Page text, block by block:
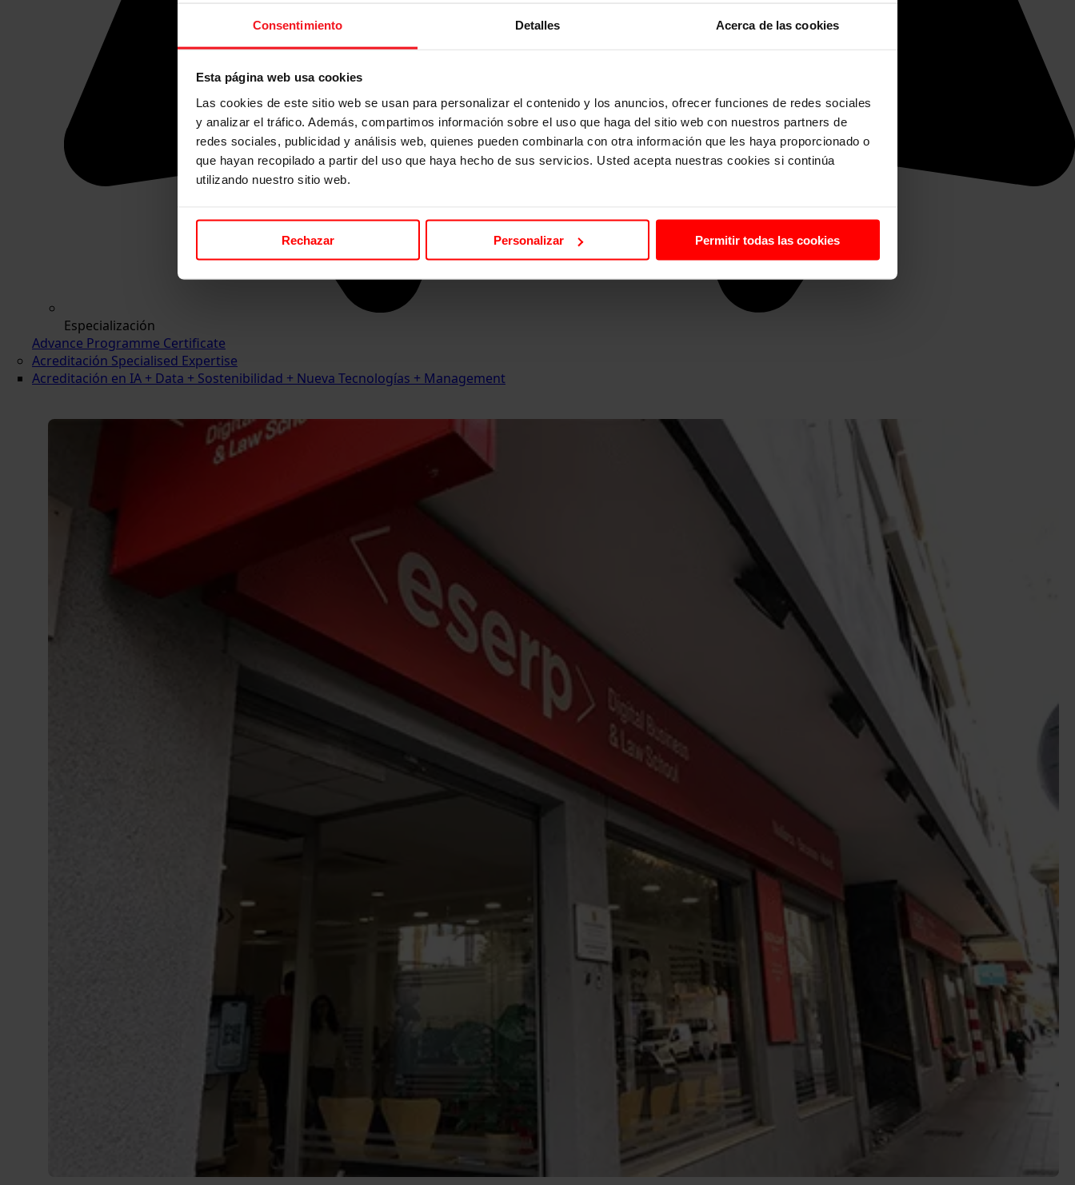
Consentimiento Detalles Acerca de las cookies
Esta página web usa cookies
Las cookies de este sitio web se usan para personalizar el contenido y los anuncios, ofrecer funciones de redes sociales
y analizar el tráfico. Además, compartimos información sobre el uso que haga del sitio web con nuestros partners de
redes sociales, publicidad y análisis web, quienes pueden combinarla con otra información que les haya proporcionado o
que hayan recopilado a partir del uso que haya hecho de sus servicios. Usted acepta nuestras cookies si continúa
utilizando nuestro sitio web.
Rechazar Personalizar Permitir todas las cookies
Especialización
Advance Programme Certificate
Acreditación Specialised Expertise
Acreditación en IA + Data + Sostenibilidad + Nueva Tecnologías + Management